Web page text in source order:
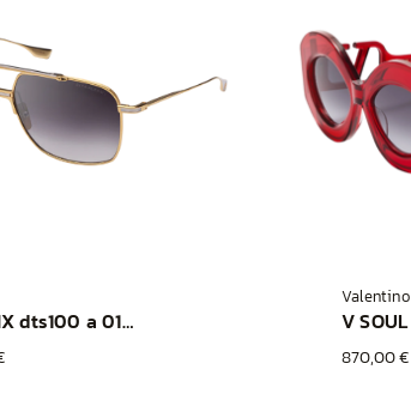
ALKAMX dts100 a 01 gld slv
Valentino
870,00 €